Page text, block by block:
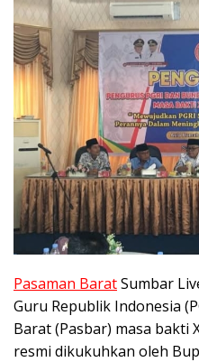
Pasaman BaratSumbar
Guru Republik Indonesia
Barat (Pasbar) masa bakti
resmi dikukuhkan oleh